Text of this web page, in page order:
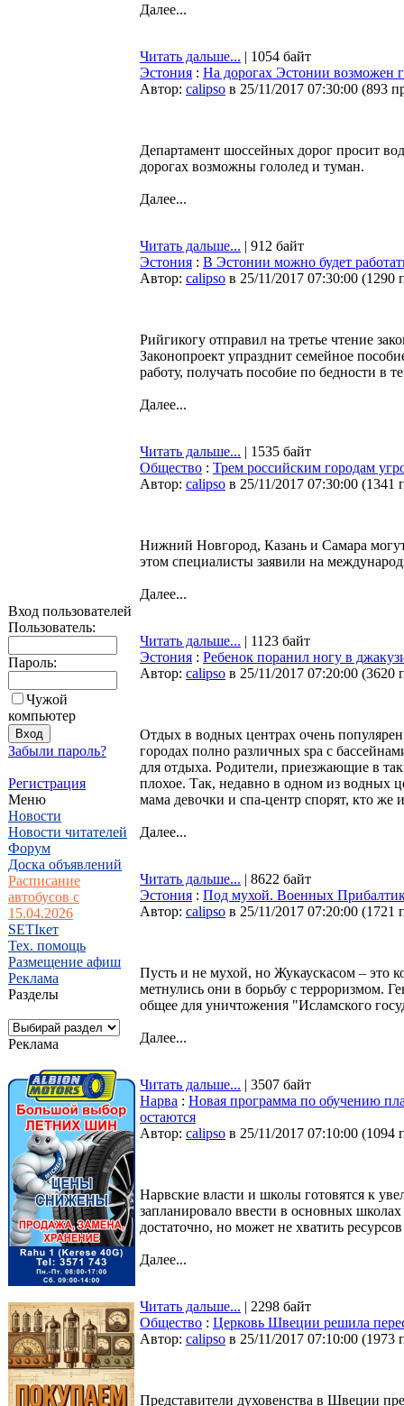
Вход пользователей
Пользователь:
Пароль:
Чужой
компьютер
Забыли пароль?
Регистрация
Меню
Новости
Новости читателей
Форум
Доска объявлений
Расписание
автобусов с
15.04.2026
SETIкет
Тех. помощь
Размещение афиш
Реклама
Разделы
Реклама
Далее...
Читать дальше... | 1054 байт
Эстония : На дорогах Эстонии возможен
Автор: calipso в 25/11/2017 07:30:00 (893
Департамент шоссейных дорог просит
дорогах возможны гололед и туман.
Далее...
Читать дальше... | 912 байт
Эстония : В Эстонии можно будет
Автор: calipso в 25/11/2017 07:30:00 (1290
Рийгикогу отправил на третье чтение
Законопроект упразднит семейное
работу, получать пособие по бедности в
Далее...
Читать дальше... | 1535 байт
Общество : Трем российским городам
Автор: calipso в 25/11/2017 07:30:00 (1341
Нижний Новгород, Казань и Самара
этом специалисты заявили на
Далее...
Читать дальше... | 1123 байт
Эстония : Ребенок поранил ногу в
Автор: calipso в 25/11/2017 07:20:00 (3620
Отдых в водных центрах очень
городах полно различных spa с
для отдыха. Родители, приезжающие в
плохое. Так, недавно в одном из водных
мама девочки и спа-центр спорят, кто
Далее...
Читать дальше... | 8622 байт
Эстония : Под мухой. Военных
Автор: calipso в 25/11/2017 07:20:00 (1721
Пусть и не мухой, но Жукаускасом –
метнулись они в борьбу с терроризмом.
общее для уничтожения "Исламского
Далее...
Читать дальше... | 3507 байт
Нарва : Новая программа по обучению
остаются
Автор: calipso в 25/11/2017 07:10:00 (1094
Нарвские власти и школы готовятся к
запланировало ввести в основных
достаточно, но может не хватить
Далее...
Читать дальше... | 2298 байт
Общество : Церковь Швеции решила
Автор: calipso в 25/11/2017 07:10:00 (1973
Представители духовенства в Швеции